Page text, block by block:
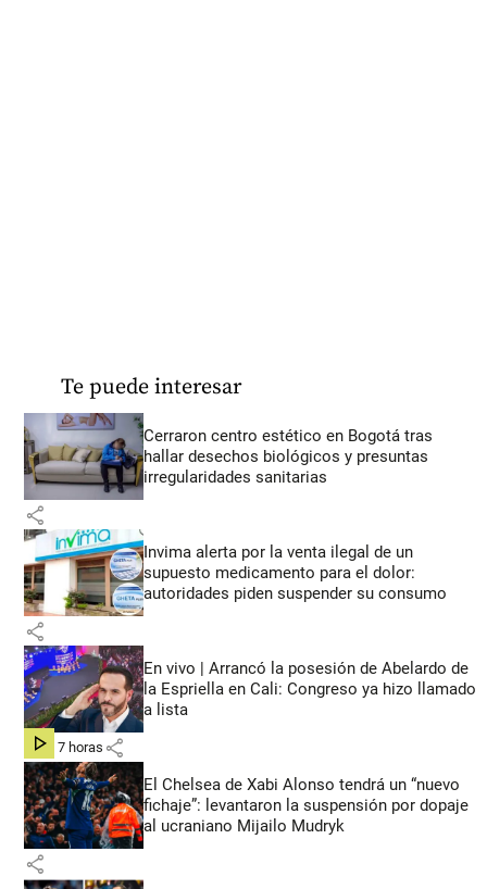
Te puede interesar
Cerraron centro estético en Bogotá tras
hallar desechos biológicos y presuntas
irregularidades sanitarias
share
Invima alerta por la venta ilegal de un
supuesto medicamento para el dolor:
autoridades piden suspender su consumo
share
En vivo | Arrancó la posesión de Abelardo de
la Espriella en Cali: Congreso ya hizo llamado
a lista
hace 7 horas share
El Chelsea de Xabi Alonso tendrá un “nuevo
fichaje”: levantaron la suspensión por dopaje
al ucraniano Mijailo Mudryk
share